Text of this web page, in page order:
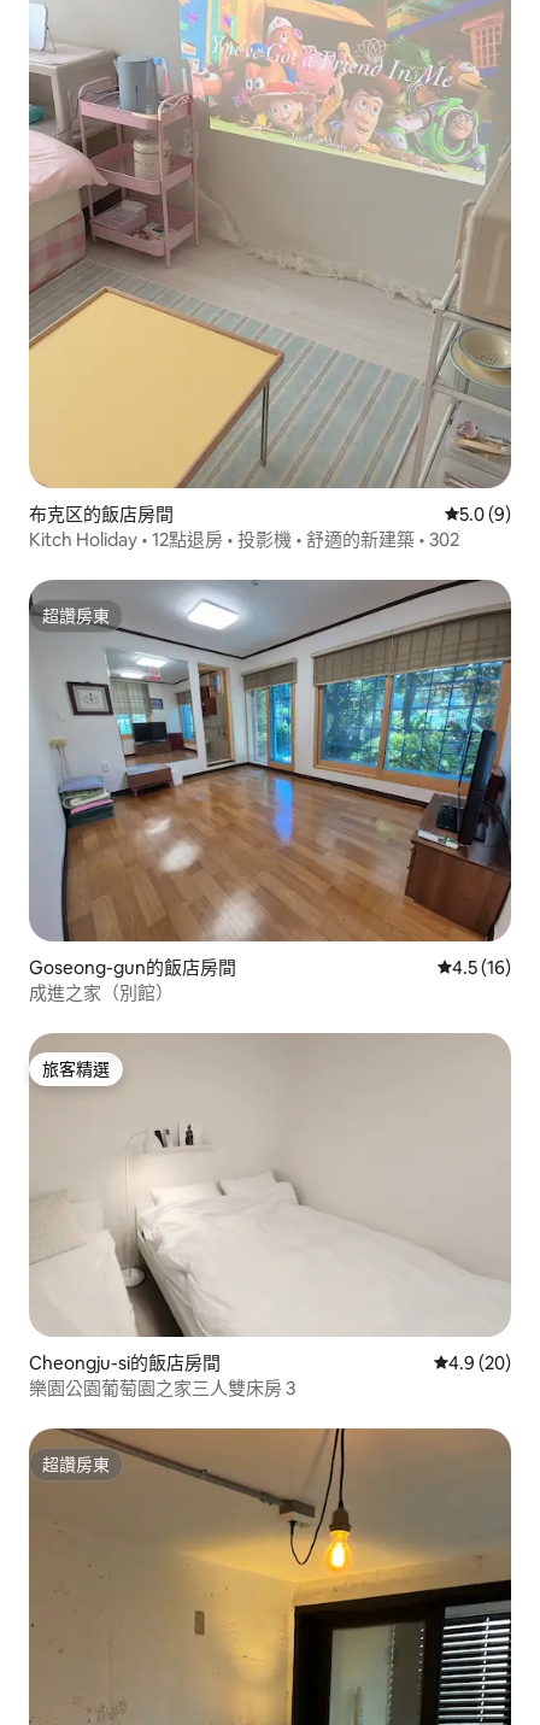
布克区的飯店房間 從 9 則評
5.0 (9)
Kitch Holiday • 12點退房 • 投影機 • 舒適的新建築 • 302
超讚房東
超讚房東
Goseong-gun的飯店房間 從 16 則評
4.5 (16)
成進之家（別館）
旅客精選
旅客精選
Cheongju-si的飯店房間 從 20 則評
4.9 (20)
樂園公園葡萄園之家三人雙床房 3
超讚房東
超讚房東